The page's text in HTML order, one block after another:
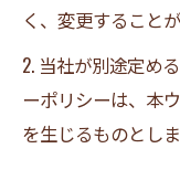
く、変更すること
2. 当社が別途定め
ーポリシーは、本
を生じるものとしま